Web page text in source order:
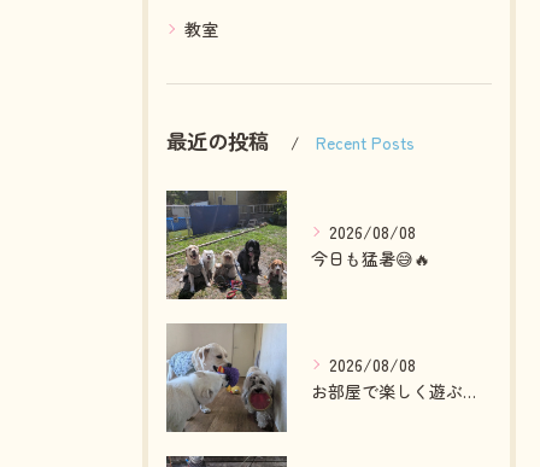
教室
最近の投稿 Recent Posts
2026/08/08
今日も猛暑😅🔥
2026/08/08
お部屋で楽しく遊ぶわんこさん💓